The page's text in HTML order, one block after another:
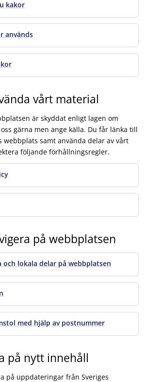
kakor
används
vårt material
är skyddat enligt lagen om
gärna men ange källa. Du får länka till
webbplats samt använda delar av vårt
följande förhållningsregler.
på webbplatsen
och lokala delar på webbplatsen
med hjälp av postnummer
på nytt innehåll
på uppdateringar från Sveriges